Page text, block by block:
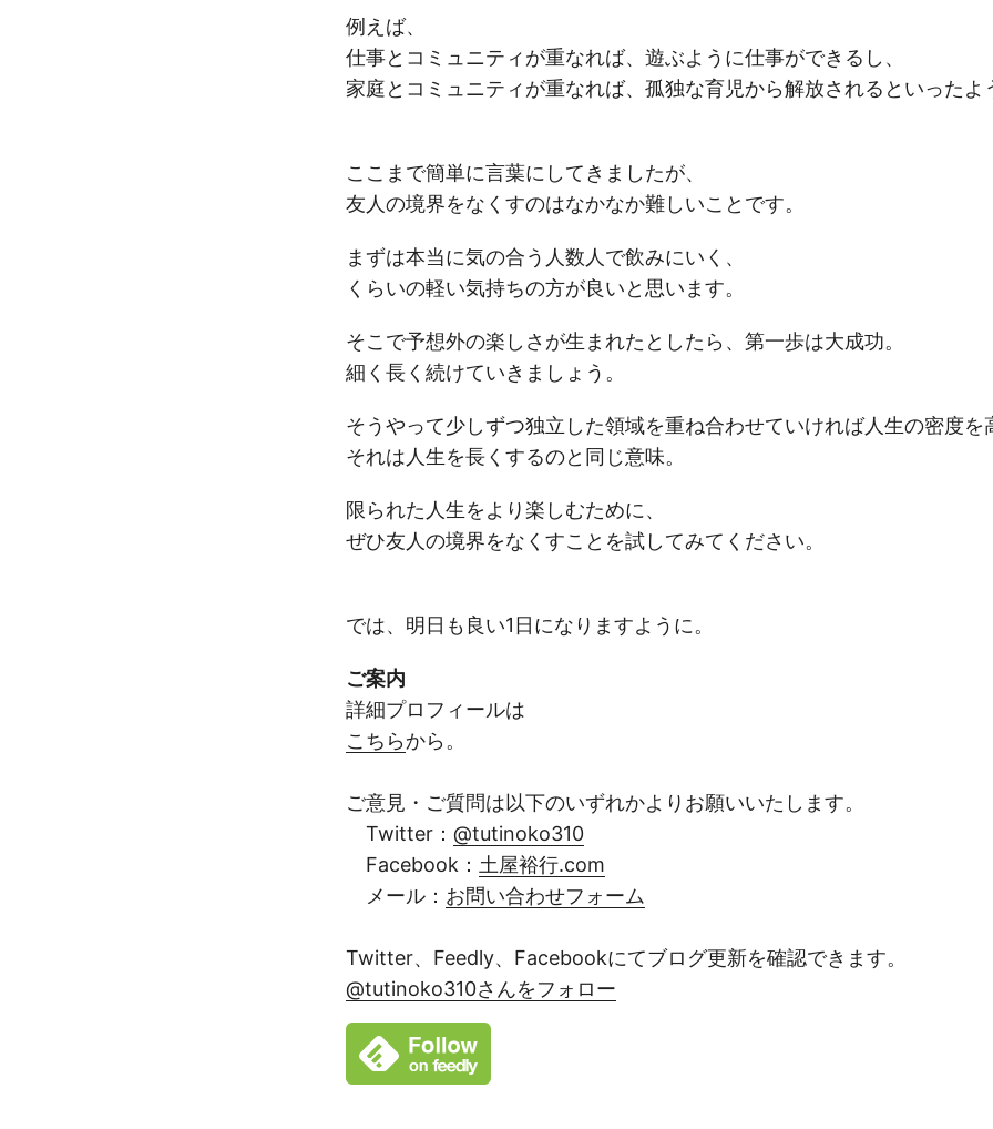
例えば、
仕事とコミュニティが重なれば、遊ぶように仕事ができるし、
家庭とコミュニティが重なれば、孤独な育児から解放されるといったよ
ここまで簡単に言葉にしてきましたが、
友人の境界をなくすのはなかなか難しいことです。
まずは本当に気の合う人数人で飲みにいく、
くらいの軽い気持ちの方が良いと思います。
そこで予想外の楽しさが生まれたとしたら、第一歩は大成功。
細く長く続けていきましょう。
そうやって少しずつ独立した領域を重ね合わせていければ人生の密度を
それは人生を長くするのと同じ意味。
限られた人生をより楽しむために、
ぜひ友人の境界をなくすことを試してみてください。
では、明日も良い1日になりますように。
ご案内
詳細プロフィールは
こちらから。
ご意見・ご質問は以下のいずれかよりお願いいたします。
Twitter： @tutinoko310
Facebook： 土屋裕行.com
メール： お問い合わせフォーム
Twitter、Feedly、Facebookにてブログ更新を確認できます。
@tutinoko310さんをフォロー